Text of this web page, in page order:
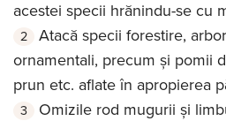
acestei specii hrănindu-se cu
Atacă specii forestire,
ornamentali, precum și pomii
prun etc. aflate în apropierea
Omizile rod mugurii și